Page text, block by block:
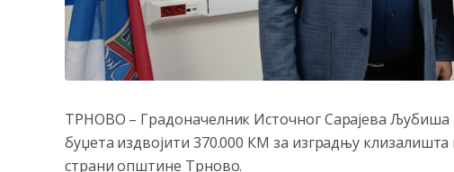
ТРНОВО – Градоначелник Источног Сарајева Љубиша
буџета издвојити 370.000 КМ за изградњу
страни општине Трново.